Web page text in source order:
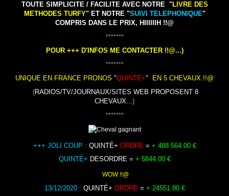
TOUTE SIMPLICITE / FACILITE AVEC NOTRE "LIVRE DES
METHODES TURFY" ET NOTRE "SUIVI TELEPHONIQUE"
COMPRIS DANS LE PRIX, HIIIIIIH !!@
*******
POUR +++ D'INFOS ME CONTACTER !!@...)
*******
UNIQUE EN FRANCE PRONOS "QUINTÉ+" EN 5 CHEVAUX !!@
(RADIOS/TV/JOURNAUX/SITES WEB PROPOSENT 8
CHEVAUX...)
*******
+++ JOLI COUP : QUINTÉ+ ORDRE = + 488 564.00 €
QUINTÉ+ DESORDRE = + 5844.00 €
WOW !!@
13/12/2020: QUINTÉ+ ORDRE = + 24551.80€